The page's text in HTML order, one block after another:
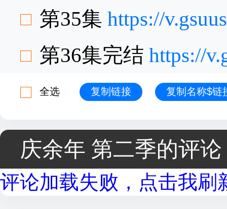
第35集 https://
第36集完结 https://
全选 复制链接 复制名称$链
庆余年 第二季的评论
评论加载失败，点击我刷